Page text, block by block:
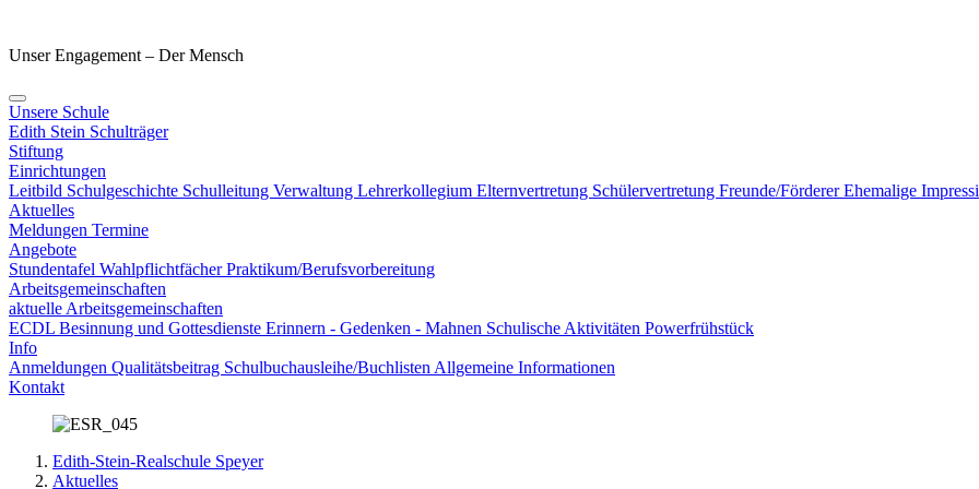
Unser Engagement – Der Mensch
Unsere Schule
Edith Stein Schulträger
Stiftung
Einrichtungen
Leitbild Schulgeschichte Schulleitung Verwaltung Lehrerkollegium Elternvertretung Schülervertretung Freunde/FördererEhemalige
Aktuelles
Meldungen Termine
Angebote
Stundentafel WahlpflichtfächerPraktikum/Berufsvorbereitung
Arbeitsgemeinschaften
aktuelle Arbeitsgemeinschaften
ECDL Besinnung und Gottesdienste Erinnern - Gedenken - Mahnen Schulische Aktivitäten Powerfrühstück
Info
Anmeldungen Qualitätsbeitrag Schulbuchausleihe/Buchlisten Allgemeine Informationen
Kontakt
Edith-Stein-Realschule Speyer
Aktuelles